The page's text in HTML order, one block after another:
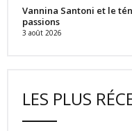
Vannina Santoni et le
passions
3 août 2026
LES PLUS